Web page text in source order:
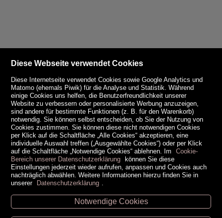
Unsere Öffnungszeiten
Diese Webseite verwendet Cookies
Diese Internetseite verwendet Cookies sowie Google Analytics und
Matomo (ehemals Piwik) für die Analyse und Statistik. Während
einige Cookies uns helfen, die Benutzerfreundlichkeit unserer
Website zu verbessern oder personalisierte Werbung anzuzeigen,
sind andere für bestimmte Funktionen (z. B. für den Warenkorb)
notwendig. Sie können selbst entscheiden, ob Sie der Nutzung von
Cookies zustimmen. Sie können diese nicht notwendigen Cookies
per Klick auf die Schaltfläche „Alle Cookies“ akzeptieren, eine
individuelle Auswahl treffen („Ausgewählte Cookies“) oder per Klick
auf die Schaltfläche „Notwendige Cookies“ ablehnen. Im
Cookie-
Bereich unserer Datenschutzerklärung können Sie diese
Einstellungen jederzeit wieder aufrufen, anpassen und Cookies auch
nachträglich abwählen. Weitere Informationen hierzu finden Sie in
unserer Datenschutzerklärung
Notwendige Cookies